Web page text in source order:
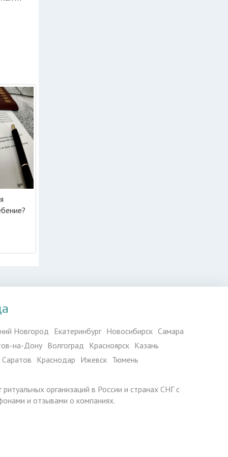
Новгород Екатеринбург Новосибирск Самара
на-Дону Волгоград Красноярск Казань
Саратов Краснодар Ижевск Тюмень
ритуальных организаций в России и странах СНГ с
и отзывами о компаниях.